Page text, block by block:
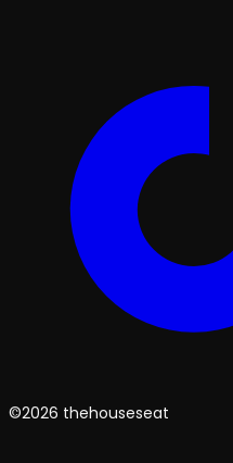
©2026 thehouseseat